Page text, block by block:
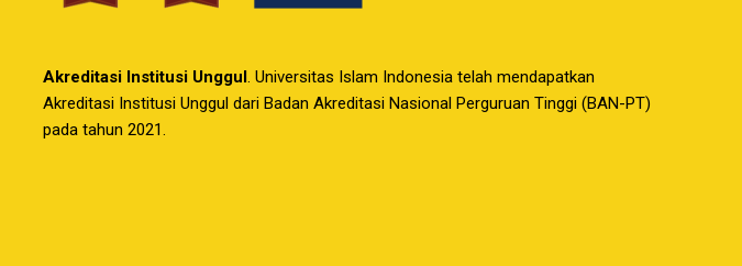
Akreditasi Institusi Unggul. Universitas Islam Indonesia telah mendapatkan
Akreditasi Institusi Unggul dari Badan Akreditasi Nasional Perguruan Tinggi (BAN-PT)
pada tahun 2021.